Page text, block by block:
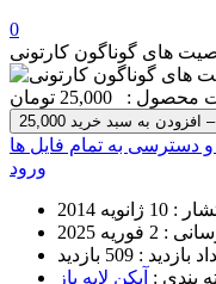
0
محصول : 25,000 تومان
– افزودن به سبد خرید
دسترسی به تمام فایل ها
ورود
: 10 ژانویه 2014
: 2 فوریه 2025
بازدید : 509 بازدید
بندی : آیکن لایه باز